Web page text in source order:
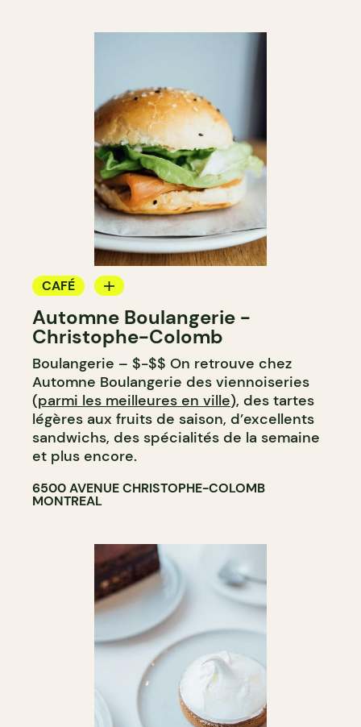
CAFÉ
BOULANGERIE
Automne Boulangerie -
Christophe-Colomb
Boulangerie – $-$$ On retrouve chez
Automne Boulangerie des viennoiseries
(parmi les meilleures en ville), des tartes
légères aux fruits de saison, d’excellents
sandwichs, des spécialités de la semaine
et plus encore.
6500 AVENUE CHRISTOPHE-COLOMB
MONTREAL